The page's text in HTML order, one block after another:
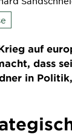
auf
dass
in